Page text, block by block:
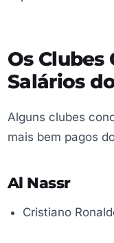
Os Clubes
Salários
Alguns clubes
mais bem pagos
Al Nassr
Cristiano